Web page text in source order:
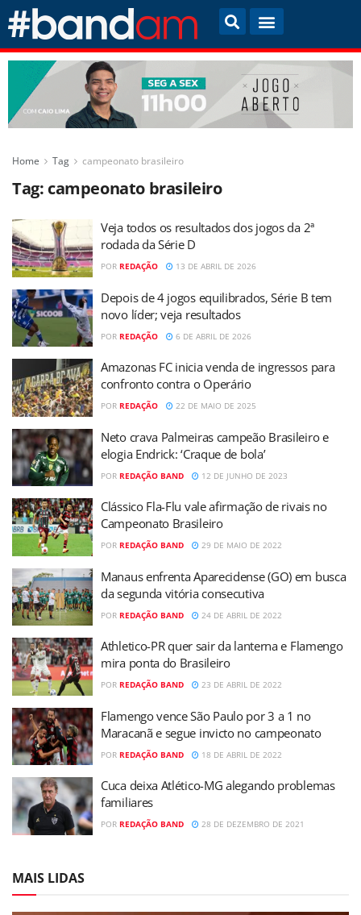
Home Tag campeonato brasileiro
Tag: campeonato brasileiro
Veja todos os resultados dos jogos da 2ª
rodada da Série D
POR REDAÇÃO 13 DE ABRIL DE 2026
Depois de 4 jogos equilibrados, Série B tem
novo líder; veja resultados
POR REDAÇÃO 6 DE ABRIL DE 2026
Amazonas FC inicia venda de ingressos para
confronto contra o Operário
POR REDAÇÃO 22 DE MAIO DE 2025
Neto crava Palmeiras campeão Brasileiro e
elogia Endrick: ‘Craque de bola’
POR REDAÇÃO BAND 12 DE JUNHO DE 2023
Clássico Fla-Flu vale afirmação de rivais no
Campeonato Brasileiro
POR REDAÇÃO BAND 29 DE MAIO DE 2022
Manaus enfrenta Aparecidense (GO) em busca
da segunda vitória consecutiva
POR REDAÇÃO BAND 24 DE ABRIL DE 2022
Athletico-PR quer sair da lanterna e Flamengo
mira ponta do Brasileiro
POR REDAÇÃO BAND 23 DE ABRIL DE 2022
Flamengo vence São Paulo por 3 a 1 no
Maracanã e segue invicto no campeonato
POR REDAÇÃO BAND 18 DE ABRIL DE 2022
Cuca deixa Atlético-MG alegando problemas
familiares
POR REDAÇÃO BAND 28 DE DEZEMBRO DE 2021
MAIS LIDAS